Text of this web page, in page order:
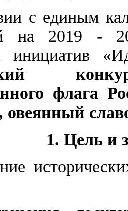
с единым
на 2019 -
инициатив
флага
овеянный
1. Цель и